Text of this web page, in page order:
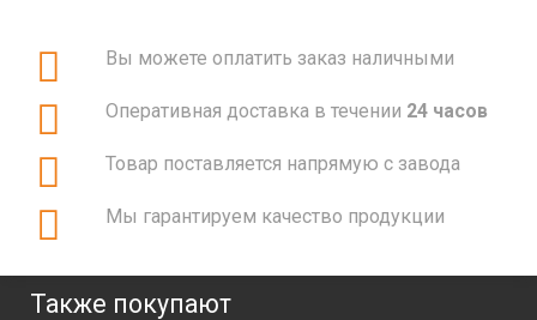
Вы можете оплатить заказ наличными
Оперативная доставка в течении 24 часов
Товар поставляется напрямую с завода
Мы гарантируем качество продукции
Также покупают